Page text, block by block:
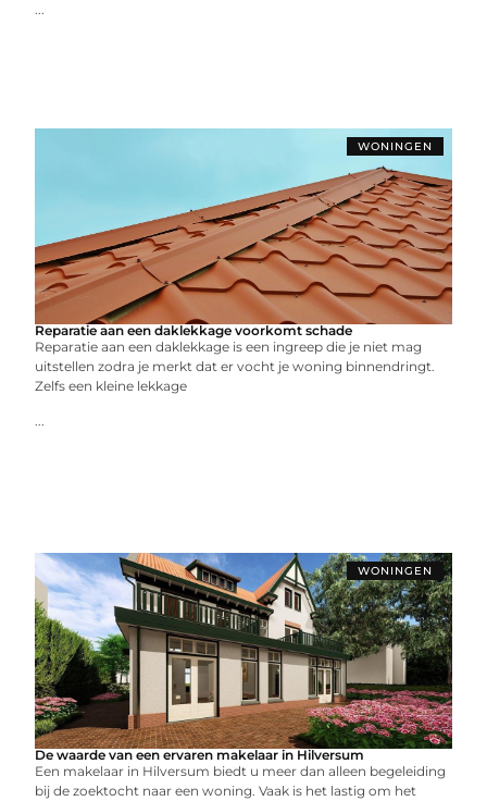
...
WONINGEN
Reparatie aan een daklekkage voorkomt schade
Reparatie aan een daklekkage is een ingreep die je niet mag
uitstellen zodra je merkt dat er vocht je woning binnendringt.
Zelfs een kleine lekkage
...
WONINGEN
De waarde van een ervaren makelaar in Hilversum
Een makelaar in Hilversum biedt u meer dan alleen begeleiding
bij de zoektocht naar een woning. Vaak is het lastig om het